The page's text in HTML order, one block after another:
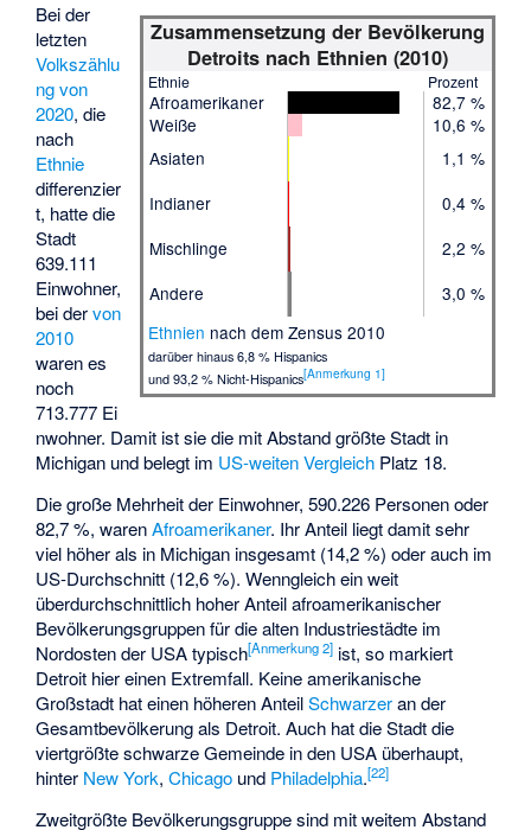
Zusammensetzung der Bevölkerung
Detroits nach Ethnien (2010)
Ethnie Prozent
Afroamerikaner
82,7 %
Weiße
10,6 %
Asiaten
1,1 %
Indianer
0,4 %
Mischlinge
2,2 %
Andere
3,0 %
Ethnien nach dem Zensus 2010
darüber hinaus 6,8 % Hispanics
und 93,2 % Nicht-Hispanics[Anmerkung 1]
Bei der
letzten
Volkszählu
ng von
2020, die
nach
Ethnie
differenzier
t, hatte die
Stadt
639.111
Einwohner,
bei dervon
2010
waren es
noch
713.777 Ei
nwohner. Damit ist sie die mit Abstand größte Stadt in
Michigan und belegt im US-weiten Vergleich Platz 18.
Die große Mehrheit der Einwohner, 590.226 Personen oder
82,7 %, warenAfroamerikaner. Ihr Anteil liegt damit sehr
viel höher als in Michigan insgesamt (14,2 %) oder auch im
US-Durchschnitt (12,6 %). Wenngleich ein weit
überdurchschnittlich hoher Anteil afroamerikanischer
Bevölkerungsgruppen für die alten Industriestädte im
Nordosten der USA typisch[Anmerkung 2] ist, so markiert
Detroit hier einen Extremfall. Keine amerikanische
Großstadt hat einen höheren AnteilSchwarzeran der
Gesamtbevölkerung als Detroit. Auch hat die Stadt die
viertgrößte schwarze Gemeinde in den USA überhaupt,
hinter New York,Chicago und Philadelphia.[22]
Zweitgrößte Bevölkerungsgruppe sind mit weitem Abstand